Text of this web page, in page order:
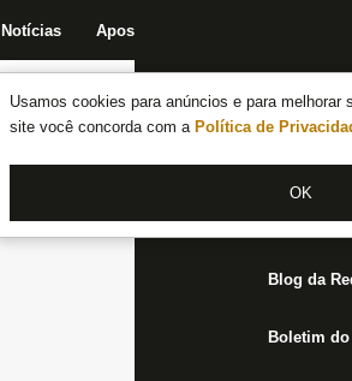
Usamos cookies para anúncios e para melhorar
site você concorda com a Política de
OK
Notícias Apostas
Notícias
Fórum
Jogos
Blog da
Boletim do